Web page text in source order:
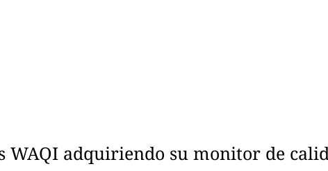
WAQI adquiriendo su monitor de